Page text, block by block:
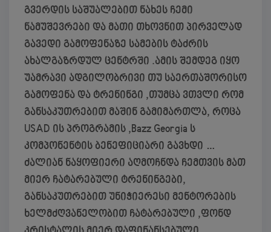
გვერდის საშუალებით ნახეს ჩემი
ნამუშევრები და მათი თხოვნით პირველად
გავედი გამოფენაზე სამების ტაძრის
ახალგაზრდულ ცენტრში .ამის შემდეგ იყო
უამრავი ადგილობრივი თუ საერთაშორისო
გამოფენა და ტრენინგი ,თუმცა ვთვლი რომ
განსაკუთრებით მაშინ გამიმართლა, როცა
USAD ის პროგრამის ,Bazz Georgia ს
კომპონენტის ბენეფიციარი გავხდი …
ძალიან ნაყოფიერი აღმოჩნდა ჩემთვის მათ
მიერ ჩატარებული ტრენინგები,
განსაკუთრებით უნიჭიერესი მენტორების
ხელმძღვანელობით ჩატარებული ,ფონდ